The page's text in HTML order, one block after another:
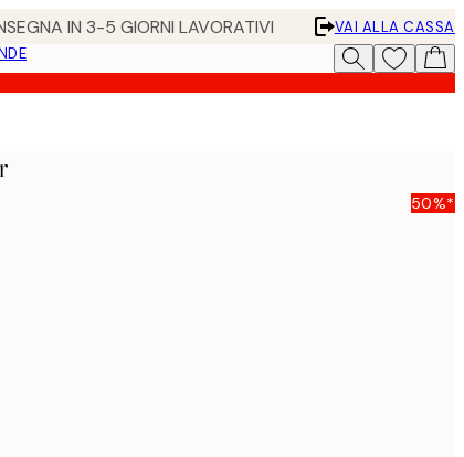
IN 3-5 GIORNI LAVORATIVI
VAI ALLA CASSA
50%*